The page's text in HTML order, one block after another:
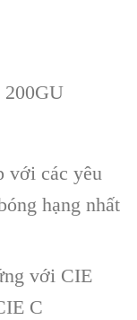
với các yêu
hạng nhất
với CIE
C